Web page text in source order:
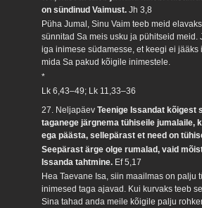
on sündinud Vaimust.Jh 3,8
Püha Jumal, Sinu Vaim teeb meid
sünnitad Sa meis usku ja pühitseid meid.
iga inimese südamesse, et keegi ei jääks
mida Sa pakud kõigile inimestele.
*
Lk 6,43–49; Lk 11,33–36
27. NeljapäevTeenige Issandat kõigest
taganege järgnema tühiseile jumalaile,
ega päästa, sellepärast et need on
Seepärast ärge olge rumalad, vaid
Issanda tahtmine. Ef 5,17
Hea Taevane Isa, siin maailmas on palju
inimesed taga ajavad. Kui kurvaks teeb
Sina tahad anda meile kõigile palju